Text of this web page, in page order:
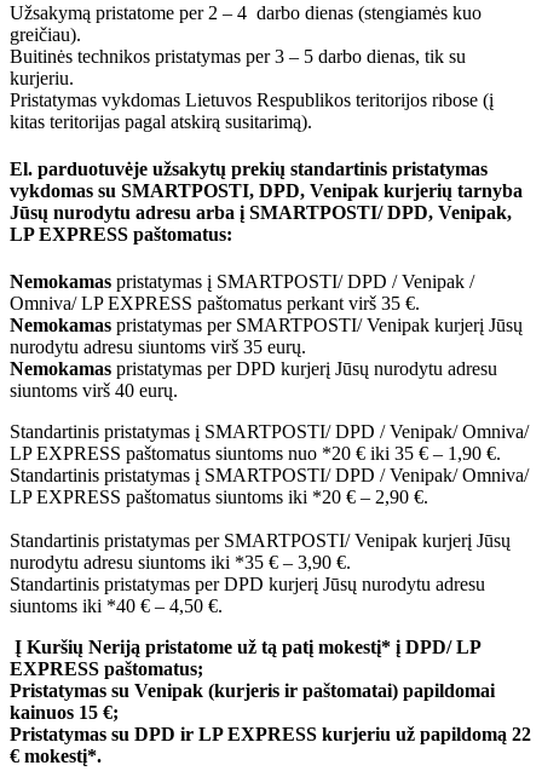
Užsakymą pristatome per 2 – 4 darbo dienas (stengiamės kuo
greičiau).
Buitinės technikos pristatymas per 3 – 5 darbo dienas, tik su
kurjeriu.
Pristatymas vykdomas Lietuvos Respublikos teritorijos ribose (į
kitas teritorijas pagal atskirą susitarimą).
El. parduotuvėje užsakytų prekių standartinis pristatymas
vykdomas su SMARTPOSTI, DPD, Venipak kurjerių tarnyba
Jūsų nurodytu adresu arba į SMARTPOSTI/ DPD, Venipak,
LP EXPRESS paštomatus:
Nemokamas pristatymas į SMARTPOSTI/ DPD / Venipak /
Omniva/ LP EXPRESS paštomatus perkant virš 35 €.
Nemokamas pristatymas per SMARTPOSTI/ Venipak kurjerį Jūsų
nurodytu adresu siuntoms virš 35 eurų.
Nemokamas pristatymas per DPD kurjerį Jūsų nurodytu adresu
siuntoms virš 40 eurų.
Standartinis pristatymas į SMARTPOSTI/ DPD / Venipak/ Omniva/
LP EXPRESS paštomatus siuntoms nuo *20 € iki 35 € – 1,90 €.
Standartinis pristatymas į SMARTPOSTI/ DPD / Venipak/ Omniva/
LP EXPRESS paštomatus siuntoms iki *20 € – 2,90 €.
Standartinis pristatymas per SMARTPOSTI/ Venipak kurjerį Jūsų
nurodytu adresu siuntoms iki *35 € – 3,90 €.
Standartinis pristatymas per DPD kurjerį Jūsų nurodytu adresu
siuntoms iki *40 € – 4,50 €.
Į Kuršių Neriją pristatome už tą patį mokestį* į DPD/ LP
EXPRESS paštomatus;
Pristatymas su Venipak (kurjeris ir paštomatai) papildomai
kainuos 15 €;
Pristatymas su DPD ir LP EXPRESS kurjeriu už papildomą 22
€ mokestį*.